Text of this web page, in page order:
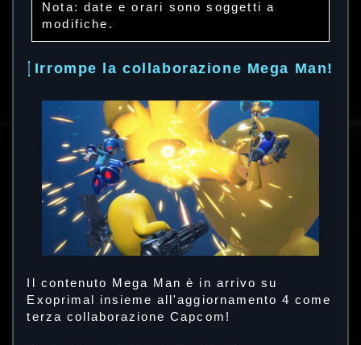
Nota: date e orari sono soggetti a
modifiche.
Irrompe la collaborazione Mega Man!
Il contenuto Mega Man è in arrivo su
Exoprimal insieme all'aggiornamento 4 come
terza collaborazione Capcom!